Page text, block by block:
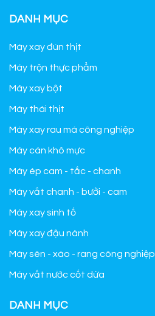
DANH MỤC
Máy xay đùn thịt
Máy trộn thực phẩm
Máy xay bột
Máy thái thịt
Máy xay rau má công nghiệp
Máy cán khô mực
Máy ép cam - tắc - chanh
Máy vắt chanh - bưởi - cam
Máy xay sinh tố
Máy xay đậu nành
Máy sên - xào - rang công nghiệp
Máy vắt nước cốt dừa
DANH MỤC